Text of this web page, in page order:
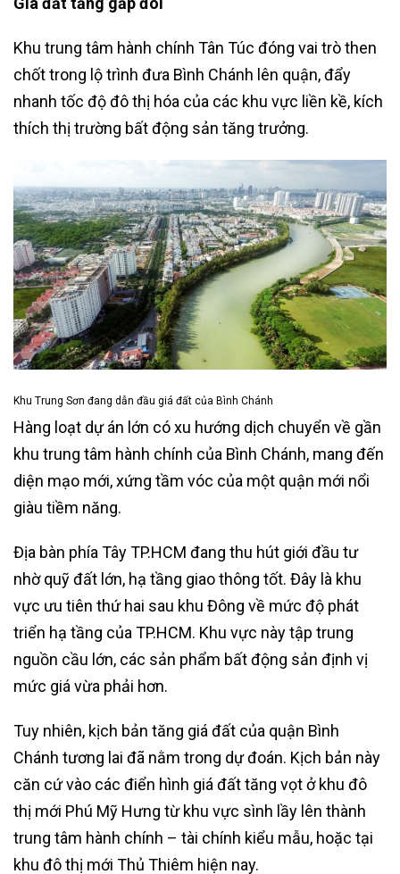
Khu trung tâm hành chính Tân Túc đóng vai trò then
chốt trong lộ trình đưa Bình Chánh lên quận, đẩy
nhanh tốc độ đô thị hóa của các khu vực liền kề, kích
thích thị trường bất động sản tăng trưởng.
Khu Trung Sơn đang dẫn đầu giá đất của Bình Chánh
Hàng loạt dự án lớn có xu hướng dịch chuyển về gần
khu trung tâm hành chính của Bình Chánh, mang đến
diện mạo mới, xứng tầm vóc của một quận mới nổi
giàu tiềm năng.
Địa bàn phía Tây TP.HCM đang thu hút giới đầu tư
nhờ quỹ đất lớn, hạ tầng giao thông tốt. Đây là khu
vực ưu tiên thứ hai sau khu Đông về mức độ phát
triển hạ tầng của TP.HCM. Khu vực này tập trung
nguồn cầu lớn, các sản phẩm bất động sản định vị
mức giá vừa phải hơn.
Tuy nhiên, kịch bản tăng giá đất của quận Bình
Chánh tương lai đã nằm trong dự đoán. Kịch bản này
căn cứ vào các điển hình giá đất tăng vọt ở khu đô
thị mới Phú Mỹ Hưng từ khu vực sình lầy lên thành
trung tâm hành chính – tài chính kiểu mẫu, hoặc tại
khu đô thị mới Thủ Thiêm hiện nay.